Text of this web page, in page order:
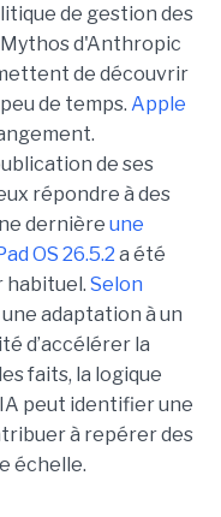
de gestion des
d'Anthropic
de découvrir
de temps. Apple
de ses
répondre à des
dernière une
OS 26.5.2 a été
habituel. Selon
adaptation à un
d’accélérer la
faits, la logique
IA peut identifier une
à repérer des
échelle.